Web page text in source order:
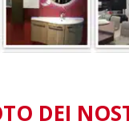
DEI